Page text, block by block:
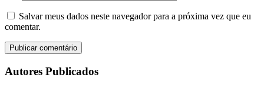
Salvar meus dados neste navegador para a próxima vez que eu
comentar.
Autores Publicados